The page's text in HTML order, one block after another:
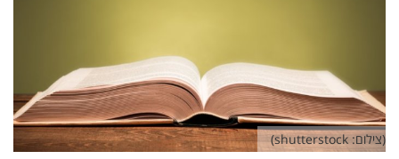
(צילום: shutterstock)